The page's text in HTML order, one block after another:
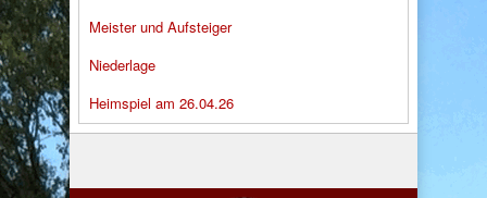
Meister und Aufsteiger
Niederlage
Heimspiel am 26.04.26